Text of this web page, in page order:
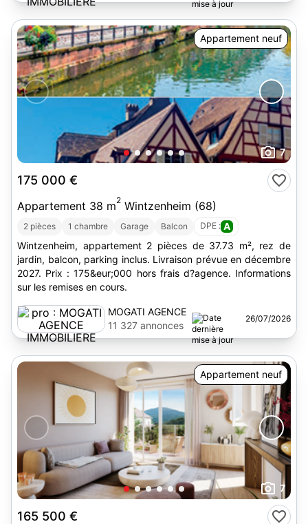
Appartement neuf
7
175 000 €
Appartement 38 m2 Wintzenheim (68)
2 pièces 1 chambre Garage Balcon DPE : A
Wintzenheim, appartement 2 pièces de 37.73 m², rez de
jardin, balcon, parking inclus. Livraison prévue en décembre
2027. Prix : 175&eur;000 hors frais d?agence. Informations
sur les remises en cours.
MOGATI AGENCE
IMMOBILIERE
11 327 annonces
26/07/2026
Appartement neuf
7
165 500 €